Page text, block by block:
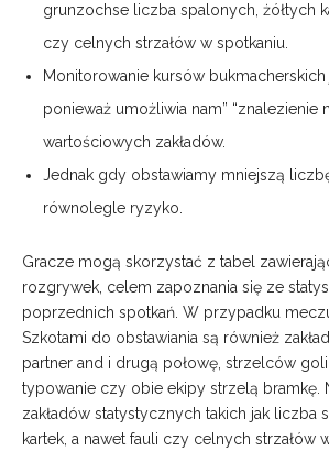
grunzochse liczba spalonych, żółtych
czy celnych strzałów w spotkaniu.
Monitorowanie kursów bukmacherskich
ponieważ umożliwia nam” “znalezienie
wartościowych zakładów.
Jednak gdy obstawiamy mniejszą
równolegle ryzyko.
Gracze mogą skorzystać z tabel
rozgrywek, celem zapoznania się ze
poprzednich spotkań. W przypadku
Szkotami do obstawiania są również
partner and i drugą połowę, strzelców
typowanie czy obie ekipy strzelą bramkę.
zakładów statystycznych takich jak liczba
kartek, a nawet fauli czy celnych strzałów